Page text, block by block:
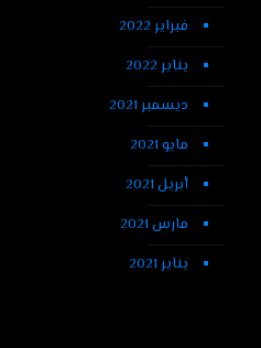
فبراير 2022
يناير 2022
ديسمبر 2021
مايو 2021
أبريل 2021
مارس 2021
يناير 2021